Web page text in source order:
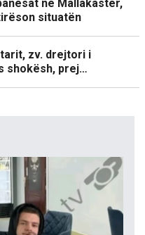
në Mallakastër,
situatën
zv. drejtori i
shokësh, prej…